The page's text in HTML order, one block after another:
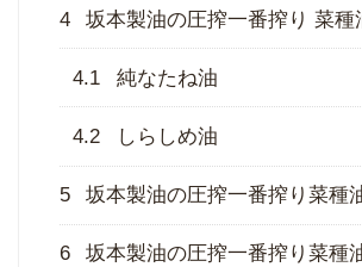
4 坂本製油の圧搾一番搾り 菜種
4.1 純なたね油
4.2 しらしめ油
5 坂本製油の圧搾一番搾り菜種
6
坂本製油の圧搾一番搾り菜種